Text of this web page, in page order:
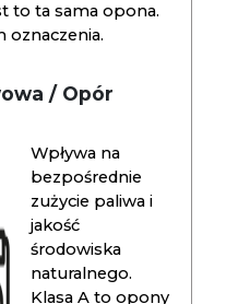
to ta sama opona.
oznaczenia.
/ Opór
Wpływa na
bezpośrednie
zużycie paliwa i
jakość
środowiska
naturalnego.
Klasa A to opony